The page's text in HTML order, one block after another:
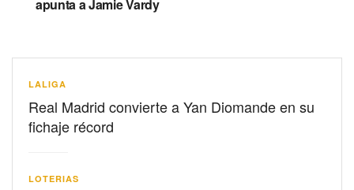
apunta a Jamie Vardy
LALIGA
Real Madrid convierte a Yan Diomande en su
fichaje récord
LOTERIAS